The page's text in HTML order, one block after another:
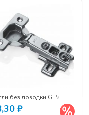
без доводки GTV
₽